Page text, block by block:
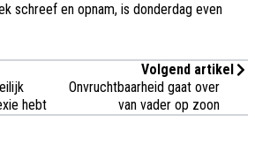
schreef en opnam, is donderdag even
hebt
Volgend artikel
Onvruchtbaarheid gaat over
van vader op zoon